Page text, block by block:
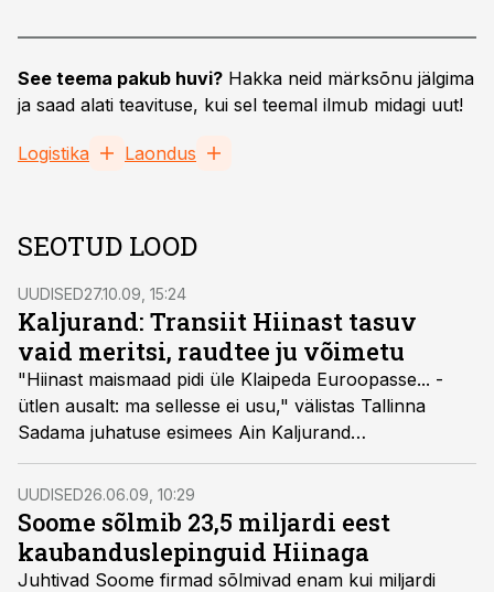
See teema pakub huvi? Hakka neid märksõnu jälgima
ja saad alati teavituse, kui sel teemal ilmub midagi uut!
Logistika Laondus
SEOTUD LOOD
UUDISED27.10.09, 15:24
Kaljurand: Transiit Hiinast tasuv
vaid meritsi, raudtee ju võimetu
"Hiinast maismaad pidi üle Klaipeda Euroopasse... -
ütlen ausalt: ma sellesse ei usu," välistas Tallinna
Sadama juhatuse esimees Ain Kaljurand
raudteetransiidi Hiinast Euroopasse.
UUDISED26.06.09, 10:29
Soome sõlmib 23,5 miljardi eest
kaubanduslepinguid Hiinaga
Juhtivad Soome firmad sõlmivad enam kui miljardi